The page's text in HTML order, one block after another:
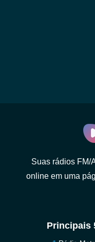
Suas rádios FM/
online em uma
Principais